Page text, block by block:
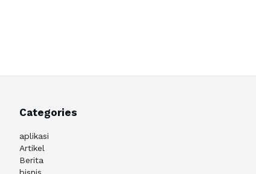
Categories
aplikasi
Artikel
Berita